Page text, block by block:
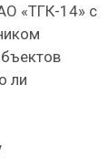
«ТГК-14» с
ли